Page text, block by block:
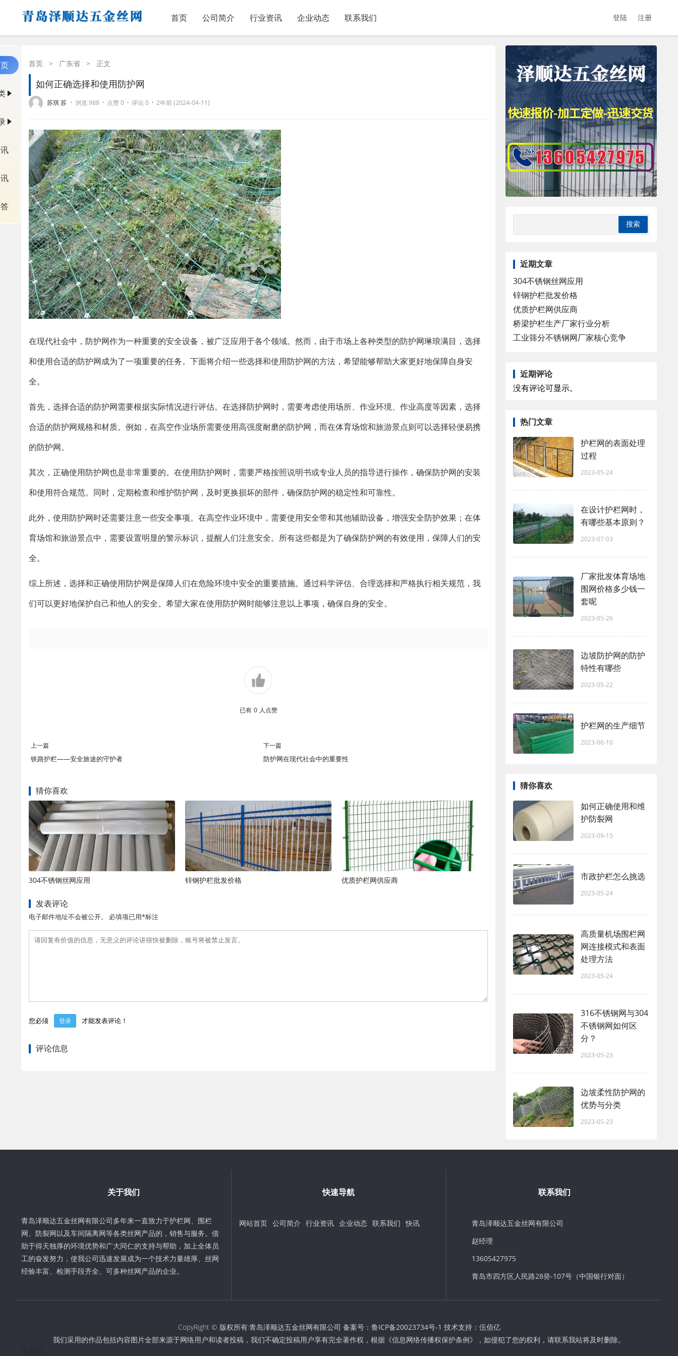
首页 公司简介 行业资讯 企业动态 联系我们 登陆 注册
首页 > 广东省 > 正文
如何正确选择和使用防护网
苏琪 苏 · 浏览 988 · 点赞 0 · 评论 0 · 2年前 (2024-04-11)
在现代社会中，防护网作为一种重要的安全设备，被广泛应用于各个领域。然而，由于市场上各种类型的防护网琳琅满目，选择
和使用合适的防护网成为了一项重要的任务。下面将介绍一些选择和使用防护网的方法，希望能够帮助大家更好地保障自身安
全。
首先，选择合适的防护网需要根据实际情况进行评估。在选择防护网时，需要考虑使用场所、作业环境、作业高度等因素，选择
合适的防护网规格和材质。例如，在高空作业场所需要使用高强度耐磨的防护网，而在体育场馆和旅游景点则可以选择轻便易携
的防护网。
其次，正确使用防护网也是非常重要的。在使用防护网时，需要严格按照说明书或专业人员的指导进行操作，确保防护网的安装
和使用符合规范。同时，定期检查和维护防护网，及时更换损坏的部件，确保防护网的稳定性和可靠性。
此外，使用防护网时还需要注意一些安全事项。在高空作业环境中，需要使用安全带和其他辅助设备，增强安全防护效果；在体
育场馆和旅游景点中，需要设置明显的警示标识，提醒人们注意安全。所有这些都是为了确保防护网的有效使用，保障人们的安
全。
综上所述，选择和正确使用防护网是保障人们在危险环境中安全的重要措施。通过科学评估、合理选择和严格执行相关规范，我
们可以更好地保护自己和他人的安全。希望大家在使用防护网时能够注意以上事项，确保自身的安全。
已有 0 人点赞
上一篇
铁路护栏——安全旅途的守护者
下一篇
防护网在现代社会中的重要性
猜你喜欢
304不锈钢丝网应用 锌钢护栏批发价格 优质护栏网供应商
发表评论
电子邮件地址不会被公开。 必填项已用*标注
您必须 登录 才能发表评论！
评论信息
近期文章
304不锈钢丝网应用
锌钢护栏批发价格
优质护栏网供应商
桥梁护栏生产厂家行业分析
工业筛分不锈钢网厂家核心竞争
近期评论
没有评论可显示。
热门文章
护栏网的表面处理
过程
2023-05-24
在设计护栏网时，
有哪些基本原则？
2023-07-03
厂家批发体育场地
围网价格多少钱一
套呢
2023-05-26
边坡防护网的防护
特性有哪些
2023-05-22
护栏网的生产细节
2023-06-10
猜你喜欢
如何正确使用和维
护防裂网
2023-09-15
市政护栏怎么挑选
2023-05-24
高质量机场围栏网
网连接模式和表面
处理方法
2023-05-24
316不锈钢网与304
不锈钢网如何区
分？
2023-05-23
边坡柔性防护网的
优势与分类
2023-05-23
关于我们
青岛泽顺达五金丝网有限公司多年来一直致力于护栏网、围栏
网、防裂网以及车间隔离网等各类丝网产品的，销售与服务。借
助于得天独厚的环境优势和广大同仁的支持与帮助，加上全体员
工的奋发努力，使我公司迅速发展成为一个技术力量雄厚、丝网
经验丰富、检测手段齐全、可多种丝网产品的企业。
快速导航
网站首页 公司简介 行业资讯 企业动态 联系我们 快讯
联系我们
青岛泽顺达五金丝网有限公司
赵经理
13605427975
青岛市四方区人民路28癸-107号（中国银行对面）
CopyRight © 版权所有:青岛泽顺达五金丝网有限公司 备案号： 鲁ICP备20023734号-1 技术支持： 伍佰亿
我们采用的作品包括内容图片全部来源于网络用户和读者投稿，我们不确定投稿用户享有完全著作权，根据《信息网络传播权保护条例》，如侵犯了您的权利，请联系我站将及时删除。